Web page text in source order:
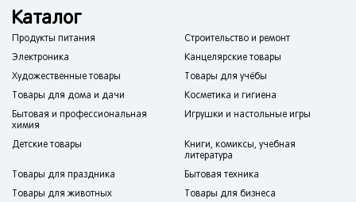
Каталог
Продукты питания
Строительство и ремонт
Электроника
Канцелярские товары
Художественные товары
Товары для учёбы
Товары для дома и дачи
Косметика и гигиена
Бытовая и профессиональная
химия
Игрушки и настольные игры
Детские товары
Книги, комиксы, учебная
литература
Товары для праздника
Бытовая техника
Товары для животных
Товары для бизнеса